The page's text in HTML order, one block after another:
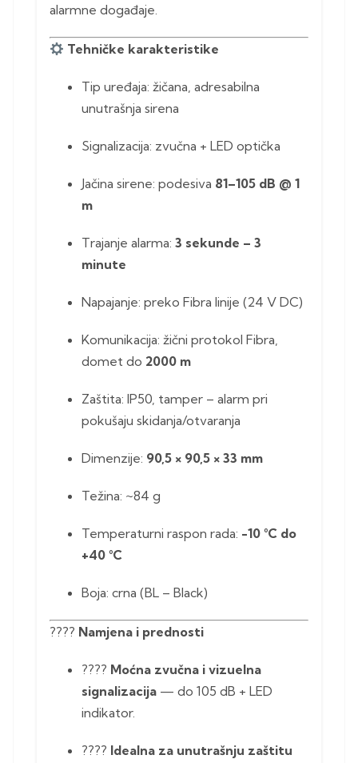
alarmne događaje.
Tehničke karakteristike
Tip uređaja: žičana, adresabilna
unutrašnja sirena
Signalizacija: zvučna + LED optička
Jačina sirene: podesiva 81–105 dB @ 1
m
Trajanje alarma: 3 sekunde – 3
minute
Napajanje: preko Fibra linije (24 V DC)
Komunikacija: žični protokol Fibra,
domet do 2000 m
Zaštita: IP50, tamper – alarm pri
pokušaju skidanja/otvaranja
Dimenzije: 90,5 × 90,5 × 33 mm
Težina: ~84 g
Temperaturni raspon rada: -10 °C do
+40 °C
Boja: crna (BL – Black)
???? Namjena i prednosti
???? Moćna zvučna i vizuelna
signalizacija — do 105 dB + LED
indikator.
???? Idealna za unutrašnju zaštitu